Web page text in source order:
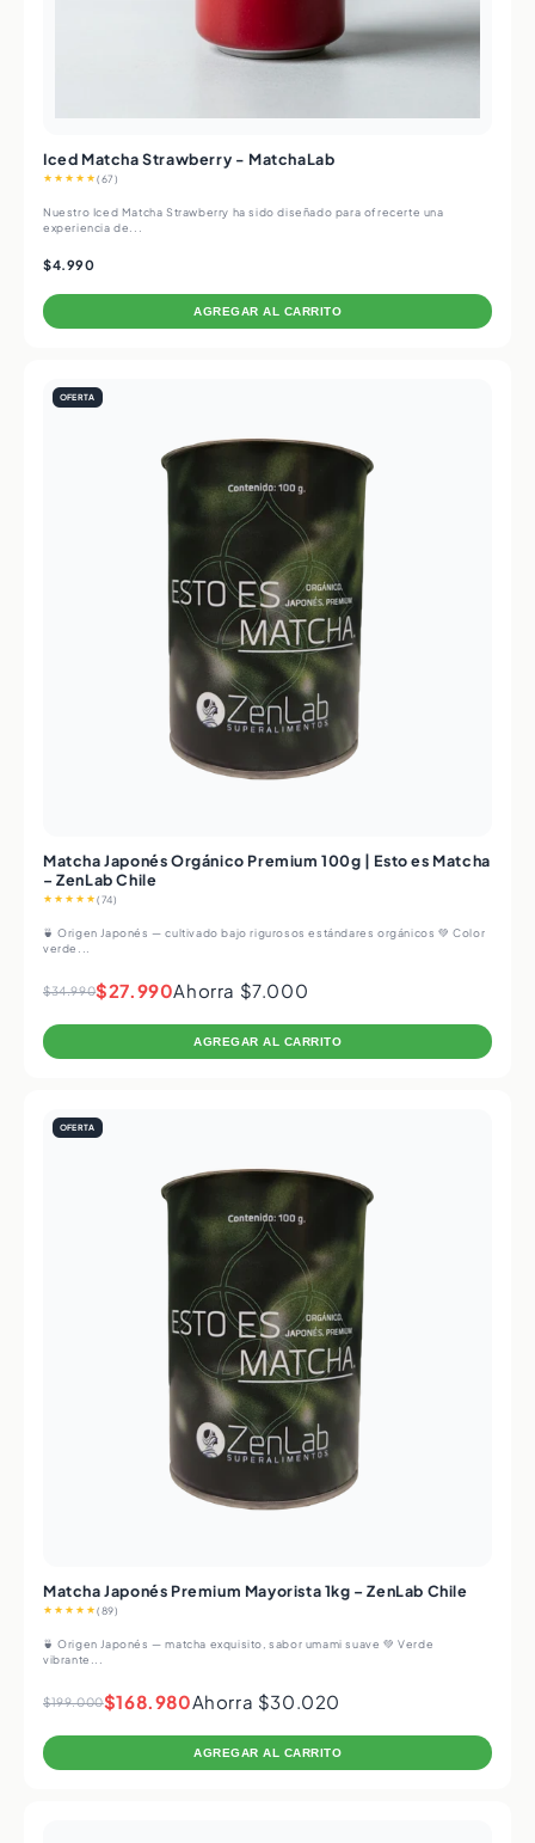
Iced Matcha Strawberry - MatchaLab
★★★★★(67)
Nuestro Iced Matcha Strawberry ha sido diseñado para ofrecerte una
experiencia de...
$4.990
AGREGAR AL CARRITO
OFERTA
Matcha Japonés Orgánico Premium 100g | Esto es Matcha
– ZenLab Chile
★★★★★(74)
🍵 Origen Japonés — cultivado bajo rigurosos estándares orgánicos 💚 Color
verde...
$34.990$27.990Ahorra $7.000
AGREGAR AL CARRITO
OFERTA
Matcha Japonés Premium Mayorista 1kg – ZenLab Chile
★★★★★(89)
🍵 Origen Japonés — matcha exquisito, sabor umami suave 💚 Verde
vibrante...
$199.000$168.980Ahorra $30.020
AGREGAR AL CARRITO